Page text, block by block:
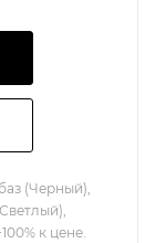
(Черный),
к цене.